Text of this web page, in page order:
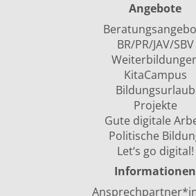
Angebote
BR/PR/JAV/SBV
KitaCampus
Bildungsurlaub
Projekte
Gute digitale
Politische
Let‘s go digital!
Informationen